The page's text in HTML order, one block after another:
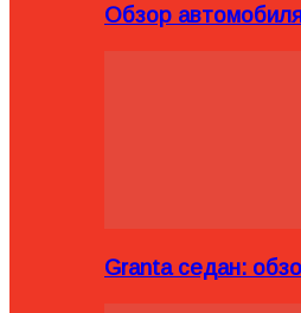
Обзор
Granta седан: